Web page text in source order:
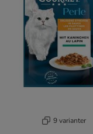
9 varianter